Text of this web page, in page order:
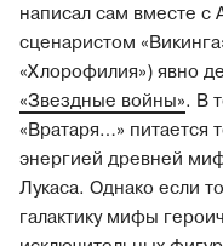
написал сам вместе
сценаристом
«Хлорофилия») явно
«Звездные войны». В
«Вратаря…» питается
энергией древней
Лукаса. Однако если
галактику мифы